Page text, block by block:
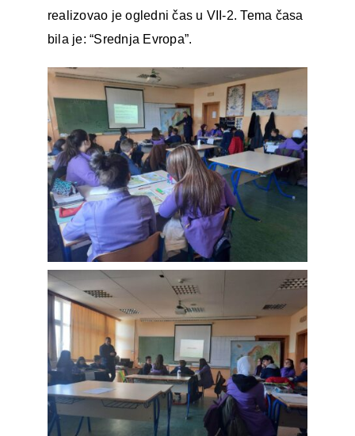
realizovao je ogledni čas u VII-2. Tema časa
bila je: “Srednja Evropa”.